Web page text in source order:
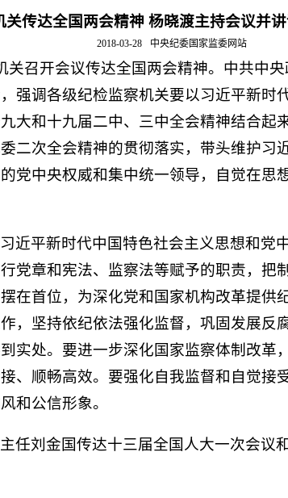
关传达全国两会精神 杨晓渡主持会议并
2018-03-28 中央纪委国家监委网站
关召开会议传达全国两会精神。中共中
强调各级纪检监察机关要以习近平新时
大和十九届二中、三中全会精神结合起
二次全会精神的贯彻落实，带头维护习
党中央权威和集中统一领导，自觉在思
近平新时代中国特色社会主义思想和党
党章和宪法、监察法等赋予的职责，把
在首位，为深化党和国家机构改革提供
，坚持依纪依法强化监督，巩固发展反
实处。要进一步深化国家监察体制改革
、顺畅高效。要强化自我监督和自觉接
和公信形象。
任刘金国传达十三届全国人大一次会议